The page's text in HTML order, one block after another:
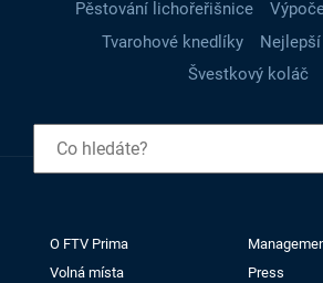
Pěstování lichořeřišnice
Tvarohové knedlíky
Švestkový koláč
O FTV Prima
Volná místa
Press